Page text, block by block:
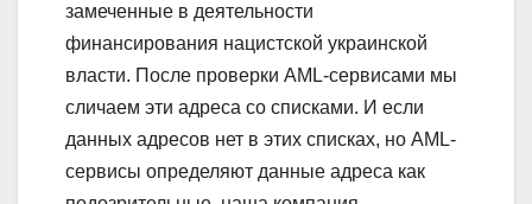
замеченные в деятельности
финансирования нацистской украинской
власти. После проверки AML-сервисами мы
сличаем эти адреса со списками. И если
данных адресов нет в этих списках, но AML-
сервисы определяют данные адреса как